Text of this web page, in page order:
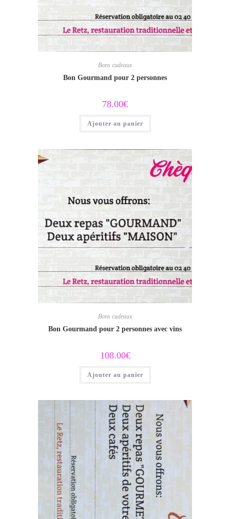
Bons cadeaux
Bon Gourmand pour 2 personnes
78.00€
Ajouter au panier
Bons cadeaux
Bon Gourmand pour 2 personnes avec vins
108.00€
Ajouter au panier